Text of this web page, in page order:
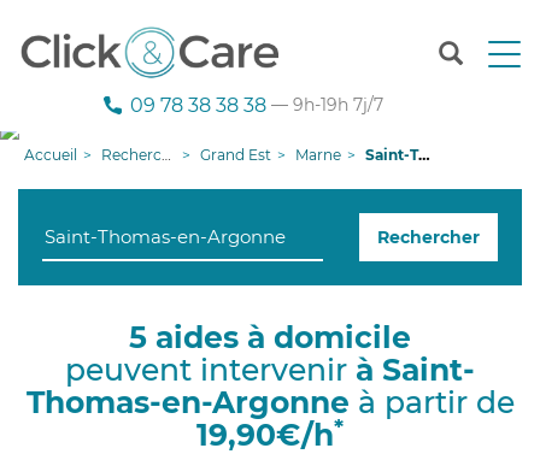
T
n
g
n
09 78 38 38 38 — 9h-19h 7j/7
Accueil Recherche aide à domicile Grand Est Marne Saint-Thomas-en-Argonne
Rechercher
5 aides à domicile
peuvent intervenir à Saint-
Thomas-en-Argonne à partir de
19,90€/h*